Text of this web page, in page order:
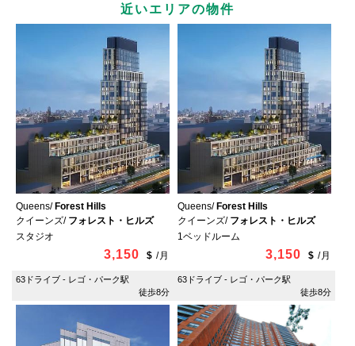
近いエリアの物件
Queens/Forest Hills
クイーンズ/ フォレスト・ヒルズ
スタジオ
3,150 $ /月
63ドライブ - レゴ・パーク駅
徒歩8分
Queens/Forest Hills
クイーンズ/ フォレスト・ヒルズ
1ベッドルーム
3,150 $ /月
63ドライブ - レゴ・パーク駅
徒歩8分